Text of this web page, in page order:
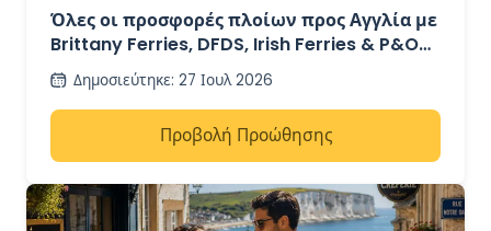
ΑΠΌ 41€
Όλες οι προσφορές πλοίων προς Αγγλία με
Brittany Ferries, DFDS, Irish Ferries & P&O
Ferries – από 41€
Δημοσιεύτηκε: 27 Ιουλ 2026
Προβολή Προώθησης